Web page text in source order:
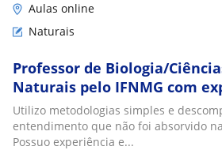
Aulas online
Naturais
Professor de Biologia/
Naturais pelo IFNMG com
monitorias e aulas
infanto-juvenil e adultos
Utilizo metodologias simples e
entendimento que não foi absorvido
Possuo experiência e...